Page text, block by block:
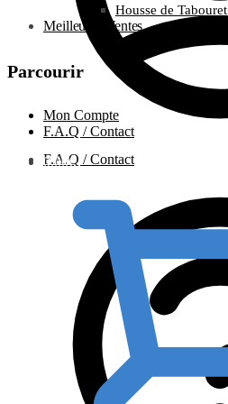
F.A.Q / Contact
Housse de Tabouret
Meilleures Ventes
Parcourir
Mon Compte
F.A.Q / Contact
0.00€